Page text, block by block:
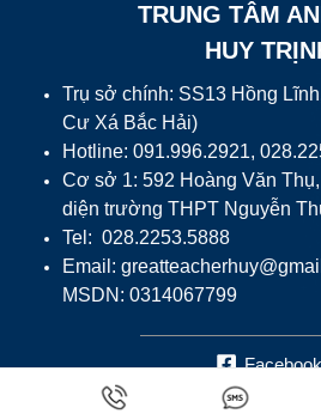
TRUNG TÂM
HUY
Trụ sở chính: SS13 Hồng
Cư Xá Bắc Hải)
Hotline: 091.996.2921,
Cơ sở 1: 592 Hoàng Văn
diện trường THPT Nguyễn
Tel: 028.2253.5888
Email:
MSDN: 0314067799
Facebook